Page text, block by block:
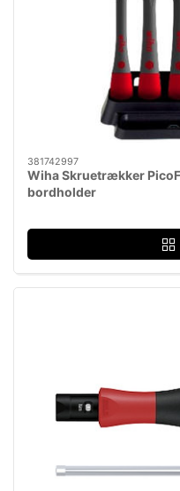
381742997
Wiha Skruetrækker
bordholder